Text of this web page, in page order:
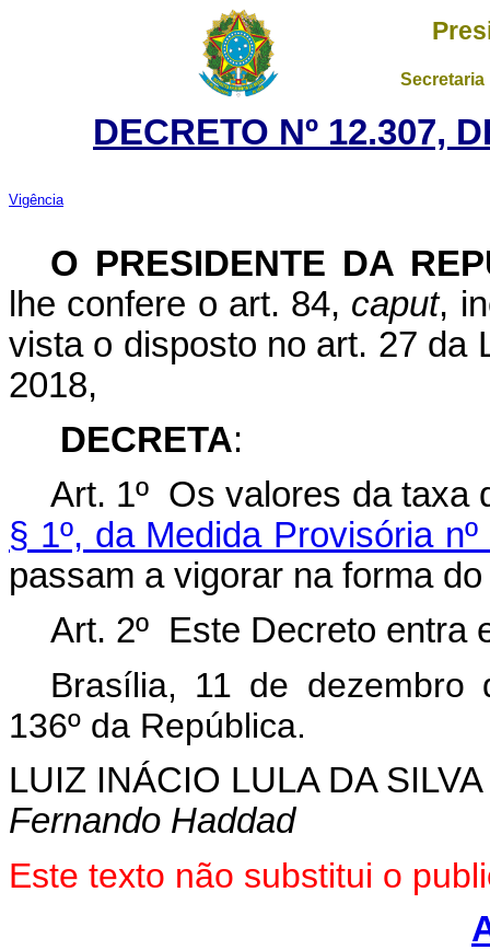
DECRETO Nº 12.307,
Vigência
O PRESIDENTE DA
lhe confere o art. 84, caput,
vista o disposto no art. 27 da
2018,
DECRETA:
Art. 1º Os valores da taxa
§ 1º, da Medida Provisória
passam a vigorar na forma do
Art. 2º Este Decreto entra
Brasília, 11 de dezembro
136º da República.
LUIZ INÁCIO LULA DA SILVA
Fernando Haddad
Este texto não substitui o